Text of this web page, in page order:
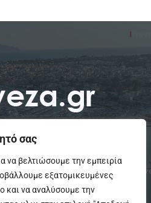
σας
να βελτιώσουμε την εμπειρία
εξατομικευμένες
και να αναλύσουμε την
ενημερωτική ιστοσελίδα για την
την Ήπειρο σε θέματα Κοινωνικά,
και Πολιτιστικά.